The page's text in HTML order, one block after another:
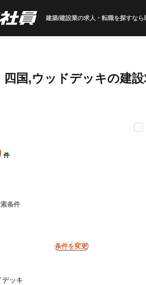
建築/建設業の求人・転職を探すなら
四国,ウッドデッキの建
件
条件
条件を変更
デッキ